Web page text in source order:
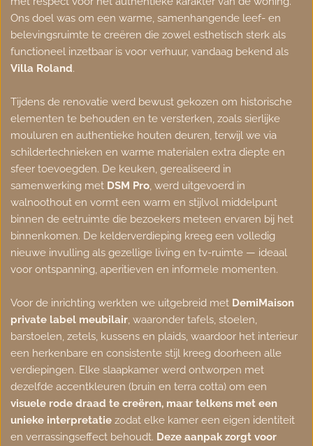
Ons doel was om een warme, samenhangende leef- en
belevingsruimte te creëren die zowel esthetisch sterk als
Villa Roland.
Tijdens de renovatie werd bewust gekozen om historische
elementen te behouden en te versterken, zoals sierlijke
mouluren en authentieke houten deuren, terwijl we via
schildertechnieken en warme materialen extra diepte en
sfeer toevoegden. De keuken, gerealiseerd in
samenwerking met DSM Pro, werd uitgevoerd in
walnoothout en vormt een warm en stijlvol middelpunt
binnen de eetruimte die bezoekers meteen ervaren bij het
binnenkomen. De kelderverdieping kreeg een volledig
nieuwe invulling als gezellige living en tv-ruimte — ideaal
voor ontspanning, aperitieven en informele momenten.
Voor de inrichting werkten we uitgebreid met DemiMaison
private label meubilair, waaronder tafels, stoelen,
barstoelen, zetels, kussens en plaids, waardoor het interieur
een herkenbare en consistente stijl kreeg doorheen alle
verdiepingen. Elke slaapkamer werd ontworpen met
visuele rode draad te creëren, maar telkens met een
unieke interpretatie zodat elke kamer een eigen identiteit
en verrassingseffect behoudt. Deze aanpak zorgt voor